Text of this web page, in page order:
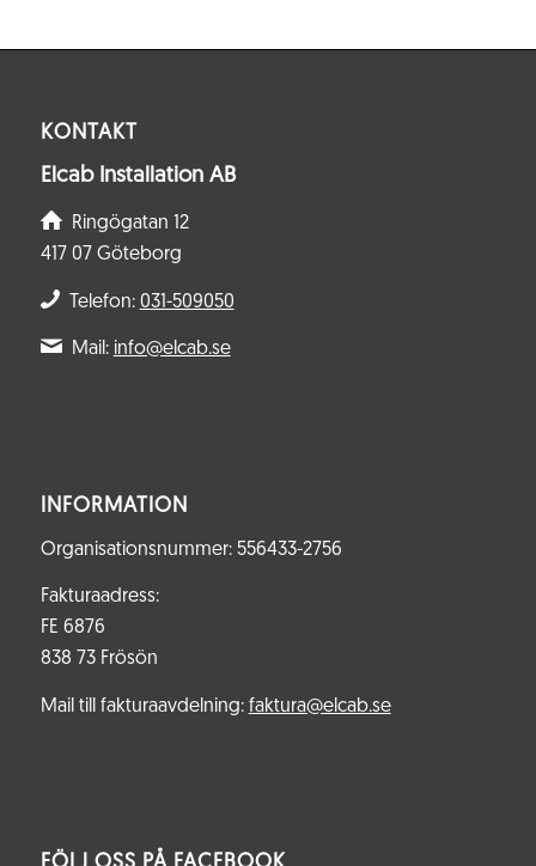
KONTAKT
Elcab Installation AB
Ringögatan 12
417 07 Göteborg
Telefon: 031-509050
Mail: info@elcab.se
INFORMATION
Organisationsnummer: 556433-2756
Fakturaadress:
FE 6876
838 73 Frösön
Mail till fakturaavdelning: faktura@elcab.se